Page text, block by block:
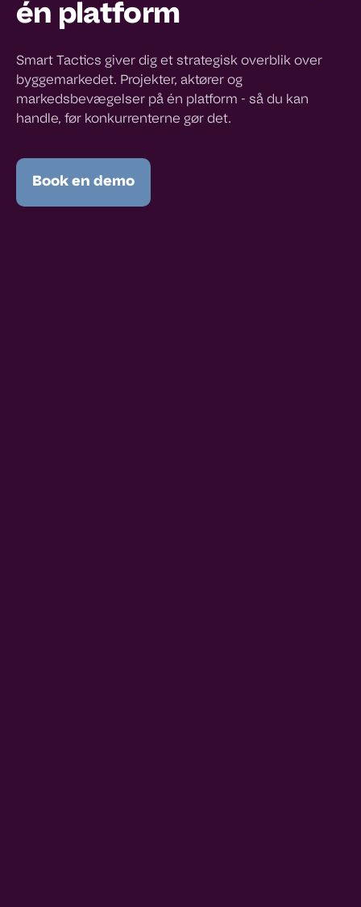
én platform
Smart Tactics giver dig et strategisk overblik over
byggemarkedet. Projekter, aktører og
markedsbevægelser på én platform - så du kan
handle, før konkurrenterne gør det.
Book en demo